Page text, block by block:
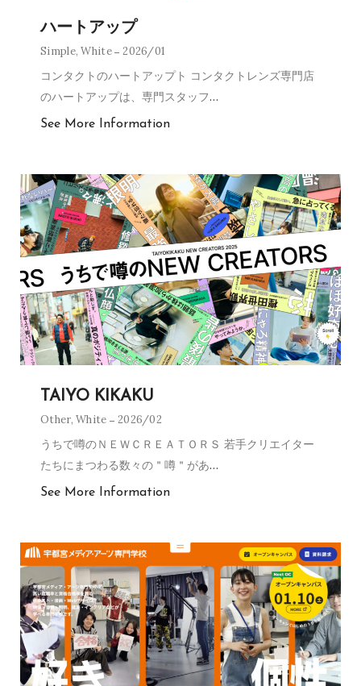
ハートアップ
Simple,White 2026/01
コンタクトのハートアップト コンタクトレンズ専門店
のハートアップは、専門スタッフ…
See More Information
TAIYO KIKAKU
Other,White 2026/02
うちで噂のＮＥＷＣＲＥＡＴＯＲＳ 若手クリエイター
たちにまつわる数々の＂噂＂があ…
See More Information